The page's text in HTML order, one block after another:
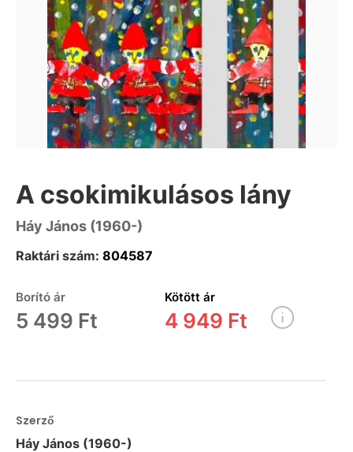
A csokimikulásos lány
Háy János (1960-)
Raktári szám: 804587
Borító ár
5 499 Ft
Kötött ár
4 949 Ft
Szerző
Háy János (1960-)